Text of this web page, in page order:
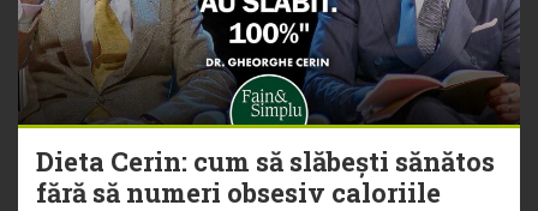
Dieta Cerin: cum să slăbești sănătos
fără să numeri obsesiv caloriile